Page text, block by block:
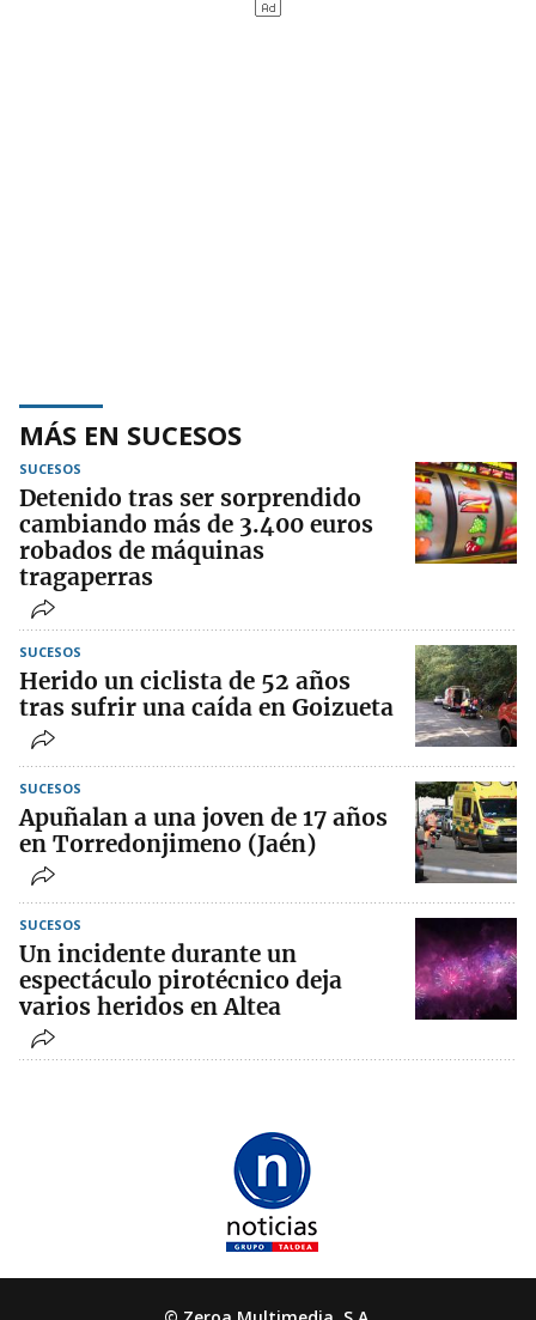
MÁS EN SUCESOS
SUCESOS
Detenido tras ser sorprendido
cambiando más de 3.400 euros
robados de máquinas
tragaperras
SUCESOS
Herido un ciclista de 52 años
tras sufrir una caída en Goizueta
SUCESOS
Apuñalan a una joven de 17 años
en Torredonjimeno (Jaén)
SUCESOS
Un incidente durante un
espectáculo pirotécnico deja
varios heridos en Altea